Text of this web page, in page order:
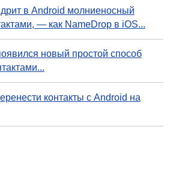
в Android молниеносный
— как NameDrop в iOS...
новый простой способ
контакты с Android на